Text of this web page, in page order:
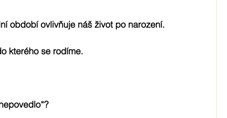
období ovlivňuje náš život po narození.
kterého se rodíme.